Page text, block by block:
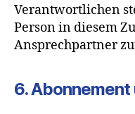
Verantwortlichen
Person in diesem
Ansprechpartner
6.